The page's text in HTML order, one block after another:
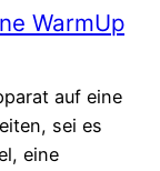
WarmUp
auf eine
sei es
eine